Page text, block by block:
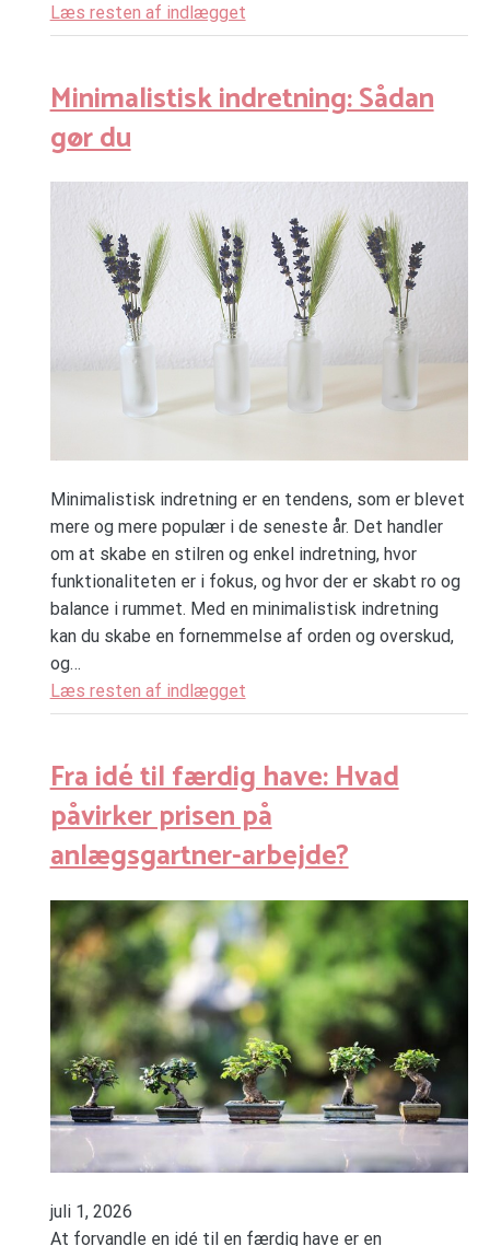
Læs resten af indlægget
Minimalistisk indretning: Sådan
gør du
Minimalistisk indretning er en tendens, som er blevet
mere og mere populær i de seneste år. Det handler
om at skabe en stilren og enkel indretning, hvor
funktionaliteten er i fokus, og hvor der er skabt ro og
balance i rummet. Med en minimalistisk indretning
kan du skabe en fornemmelse af orden og overskud,
og…
Læs resten af indlægget
Fra idé til færdig have: Hvad
påvirker prisen på
anlægsgartner-arbejde?
juli 1, 2026
At forvandle en idé til en færdig have er en